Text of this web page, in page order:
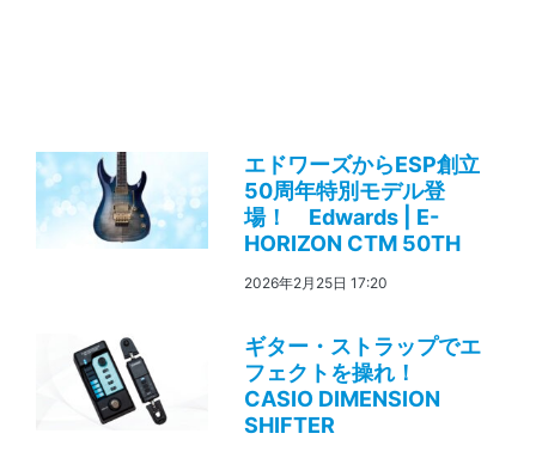
エドワーズからESP創立
50周年特別モデル登
場！ Edwards | E-
HORIZON CTM 50TH
2026年2月25日 17:20
ギター・ストラップでエ
フェクトを操れ！
CASIO DIMENSION
SHIFTER